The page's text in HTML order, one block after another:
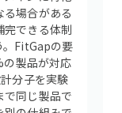
る場合がある
完できる体制
。FitGapの要
製品が対応
分子を実験
で同じ製品で